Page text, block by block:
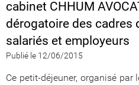
cabinet CHHUM
dérogatoire des cadres
salariés et employeurs
Publié le 12/06/2015
Ce petit-déjeuner, organisé par